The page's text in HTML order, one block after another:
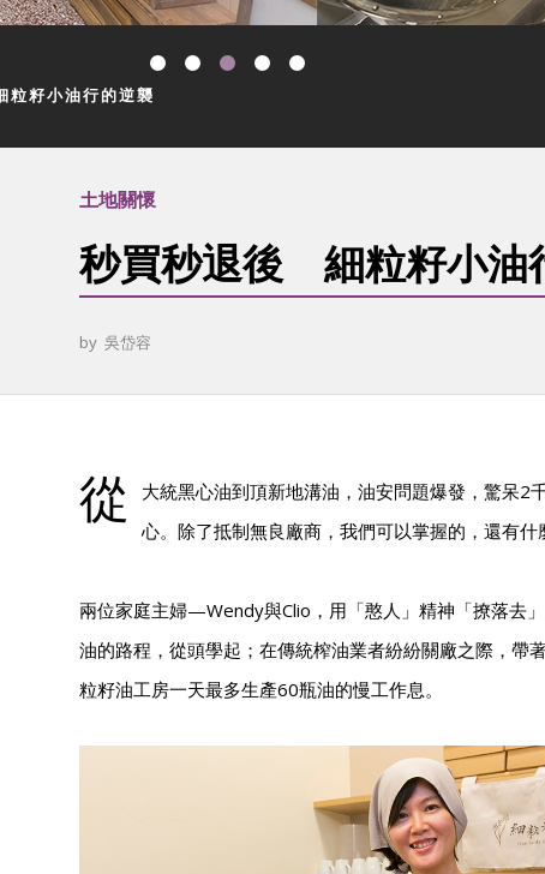
籽小油行的逆襲
土地關懷
秒買秒退後 細粒籽小油
by 吳岱容
從
大統黑心油到頂新地溝油，油安問題爆發，驚呆2
心。除了抵制無良廠商，我們可以掌握的，還有什
兩位家庭主婦—Wendy與Clio，用「憨人」精神「撩落去
油的路程，從頭學起；在傳統榨油業者紛紛關廠之際，帶
粒籽油工房一天最多生產60瓶油的慢工作息。